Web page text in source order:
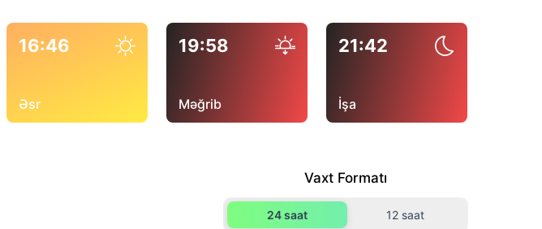
16:46
Əsr
19:58
Məğrib
21:42
İşa
Vaxt Formatı
24 saat 12 saat